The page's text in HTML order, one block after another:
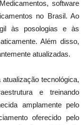
software
no Brasil. Ao
às posologias e às
Além disso,
atualizadas.
tecnológica,
e treinando
amplamente pelo
oferecido pelo